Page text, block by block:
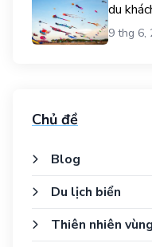
du
Công.
9 thg 6,
Chủ đề
Blog
Du lịch biển
Thiên nhiên